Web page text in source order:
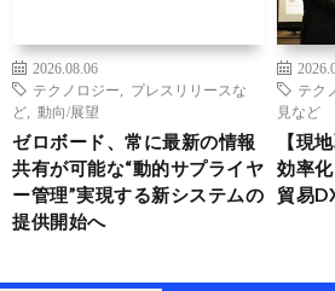
2026.08.06
テクノロジー
プレスリリースな
ど
動向/展望
ゼロボード、常に最新の情報
共有が可能な“動的サプライヤ
ー管理”実現する新システムの
提供開始へ
テク
見など
【現
効率
貿易